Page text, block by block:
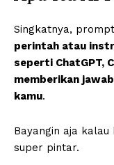
Singkatnya,
perintah atau
seperti ChatGPT,
memberikan
kamu.
Bayangin aja
super pintar.